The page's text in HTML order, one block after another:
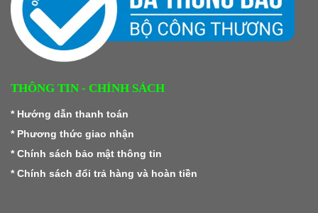
THÔNG TIN - CHÍNH SÁCH
* Hướng dẫn thanh toán
* Phương thức giao nhận
* Chính sách bảo mật thông tin
* Chính sách đổi trả hàng và hoàn tiền